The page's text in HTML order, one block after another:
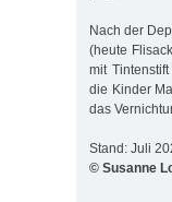
Nach der
(heute
mit
die Kinder
das
Stand: Juli
© Susanne